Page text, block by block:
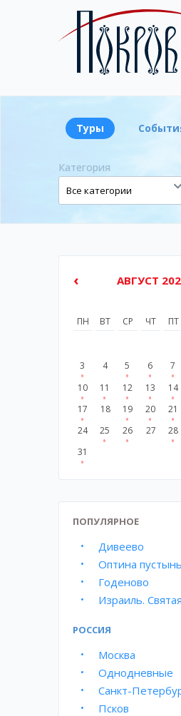
Туры
Категория
‹ АВГУСТ
ПН ВТ СР ЧТ ПТ
3
4 5 6 7
10
11 12 13 14
17
18 19 20 21
24
25 26 27 28
31
ПОПУЛЯРНОЕ
Дивеево
Оптина пустынь
Годеново
Израиль.
РОССИЯ
Москва
Однодневные
Санкт-
Псков